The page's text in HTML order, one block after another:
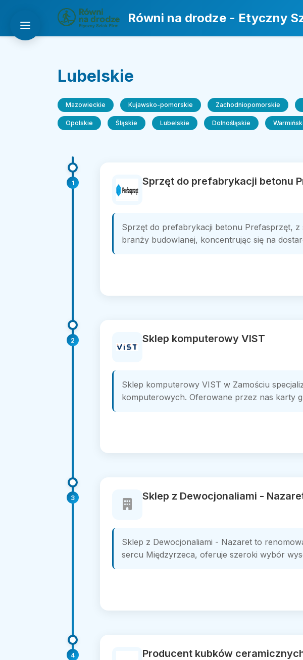
Równi na drodze - Etyczny
Lubelskie
Mazowieckie Kujawsko-pomorskie Zachodniopomorskie
Opolskie Śląskie Lubelskie Dolnośląskie
1 Sprzęt do prefabrykacji betonu
Sprzęt do prefabrykacji betonu Prefasprzęt, z
branży budowlanej, koncentrując się na
2 Sklep komputerowy VIST
Sklep komputerowy VIST w Zamościu
komputerowych. Oferowane przez nas karty
3 Sklep z Dewocjonaliami -
Sklep z Dewocjonaliami - Nazaret to
sercu Międzyrzeca, oferuje szeroki wybór
4 Producent kubków